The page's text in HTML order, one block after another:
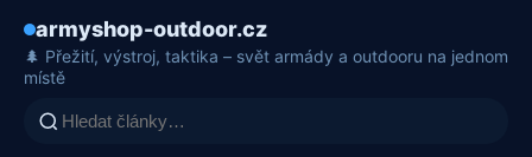
armyshop-outdoor.cz
🌲 Přežití, výstroj, taktika – svět armády a outdooru na jednom
místě